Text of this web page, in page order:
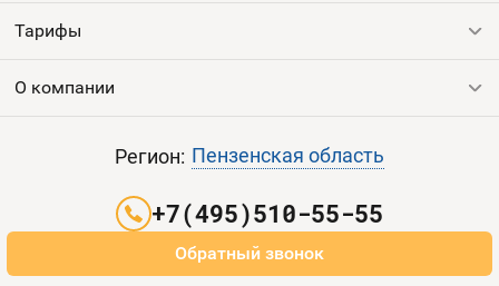
Все номера
Тарифы
Выгодные тарифы
О компании
Оплата и доставка
Регион: Пензенская область
+7(495)510-55-55
Обратный звонок